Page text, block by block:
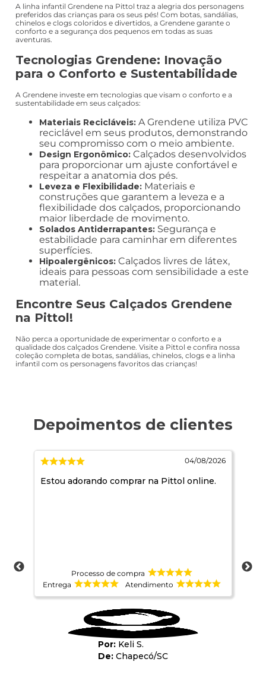
A linha infantil Grendene na Pittol traz a alegria dos personagens
preferidos das crianças para os seus pés! Com botas, sandálias,
chinelos e clogs coloridos e divertidos, a Grendene garante o
conforto e a segurança dos pequenos em todas as suas
aventuras.
Tecnologias Grendene: Inovação
para o Conforto e Sustentabilidade
A Grendene investe em tecnologias que visam o conforto e a
sustentabilidade em seus calçados:
Materiais Recicláveis: A Grendene utiliza PVC
reciclável em seus produtos, demonstrando
seu compromisso com o meio ambiente.
Design Ergonômico: Calçados desenvolvidos
para proporcionar um ajuste confortável e
respeitar a anatomia dos pés.
Leveza e Flexibilidade: Materiais e
construções que garantem a leveza e a
flexibilidade dos calçados, proporcionando
maior liberdade de movimento.
Solados Antiderrapantes: Segurança e
estabilidade para caminhar em diferentes
superfícies.
Hipoalergênicos: Calçados livres de látex,
ideais para pessoas com sensibilidade a este
material.
Encontre Seus Calçados Grendene
na Pittol!
Não perca a oportunidade de experimentar o conforto e a
qualidade dos calçados Grendene. Visite a Pittol e confira nossa
coleção completa de botas, sandálias, chinelos, clogs e a linha
infantil com os personagens favoritos das crianças!
04/08/2026
Estou adorando comprar na Pittol online.
Processo de compra
Entrega
Atendimento
Keli S.
Chapecó/SC